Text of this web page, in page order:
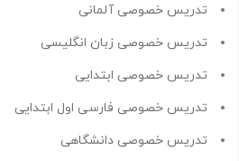
تدریس خصوصی آلمانی
تدریس خصوصی زبان انگلیسی
تدریس خصوصی ابتدایی
تدریس خصوصی فارسی اول ابتدایی
تدریس خصوصی دانشگاهی